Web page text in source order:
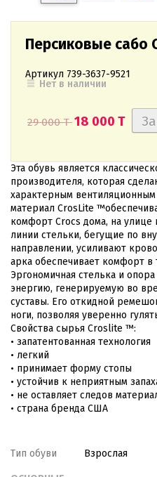
Персиковые сабо
Артикул 739-3637-9521
Нет в наличии
29 000 T18 000 T
Эта обувь является
производителя, которая
характерным
материал CrosLite
комфорт Crocs дома, на
линии стельки, бегущие по
направлении, усиливают
арка обеспечивает комфорт в
Эргономичная стелька и
энергию, генерируемую во
суставы. Его откидной
ноги, позволяя уверенно
Свойства сырья Croslite ™:
• запатентованная технология
• легкий
• принимает форму стопы
• устойчив к неприятным
• не оставляет следов
• страна бренда США
Тип обуви Взрослая